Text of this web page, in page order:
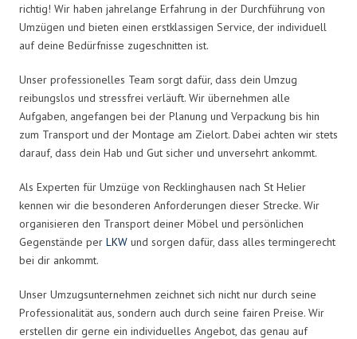
richtig! Wir haben jahrelange Erfahrung in der Durchführung von
Umzügen und bieten einen erstklassigen Service, der individuell
auf deine Bedürfnisse zugeschnitten ist.
Unser professionelles Team sorgt dafür, dass dein Umzug
reibungslos und stressfrei verläuft. Wir übernehmen alle
Aufgaben, angefangen bei der Planung und Verpackung bis hin
zum Transport und der Montage am Zielort. Dabei achten wir stets
darauf, dass dein Hab und Gut sicher und unversehrt ankommt.
Als Experten für Umzüge von Recklinghausen nach St Helier
kennen wir die besonderen Anforderungen dieser Strecke. Wir
organisieren den Transport deiner Möbel und persönlichen
Gegenstände per LKW und sorgen dafür, dass alles termingerecht
bei dir ankommt.
Unser Umzugsunternehmen zeichnet sich nicht nur durch seine
Professionalität aus, sondern auch durch seine fairen Preise. Wir
erstellen dir gerne ein individuelles Angebot, das genau auf